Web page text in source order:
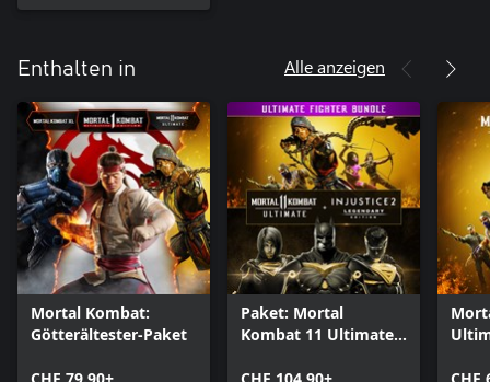
Enthalten in Alle anzeigen
Mortal Kombat:
Götterältester-Paket
Paket: Mortal
Kombat 11 Ultimate +